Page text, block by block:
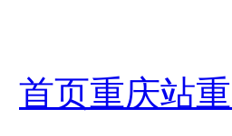
首页重庆站